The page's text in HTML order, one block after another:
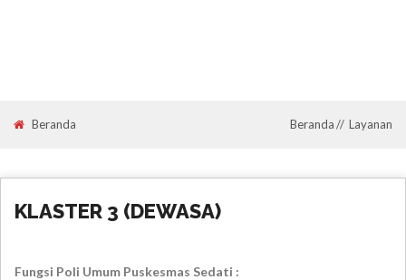
Beranda Beranda Layanan
KLASTER 3 (DEWASA)
Fungsi Poli Umum Puskesmas Sedati :